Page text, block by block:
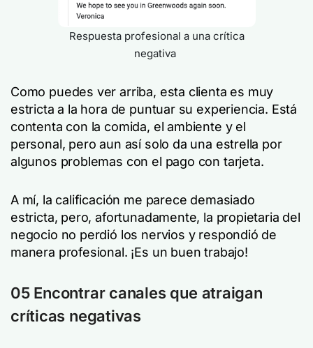
Respuesta profesional a una crítica
negativa
Como puedes ver arriba, esta clienta es muy
estricta a la hora de puntuar su experiencia. Está
contenta con la comida, el ambiente y el
personal, pero aun así solo da una estrella por
algunos problemas con el pago con tarjeta.
A mí, la calificación me parece demasiado
estricta, pero, afortunadamente, la propietaria del
negocio no perdió los nervios y respondió de
manera profesional. ¡Es un buen trabajo!
05 Encontrar canales que atraigan
críticas negativas